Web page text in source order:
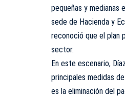
pequeñas y medianas
sede de Hacienda y
reconoció que el plan
sector.
En este escenario,
principales medidas
es la eliminación del